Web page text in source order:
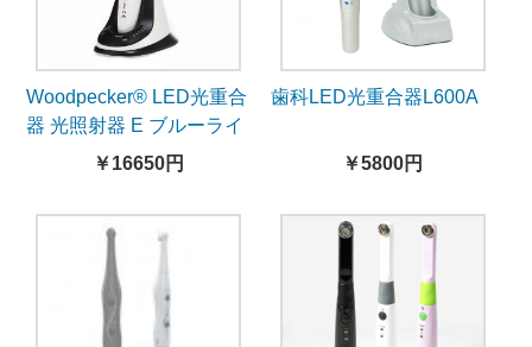
Woodpecker® LED光重合
器 光照射器 E ブルーライ
￥16650円
歯科LED光重合器L600A
￥5800円